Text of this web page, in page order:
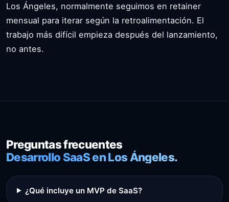
Los Ángeles, normalmente seguimos en retainer
mensual para iterar según la retroalimentación. El
trabajo más difícil empieza después del lanzamiento,
no antes.
Preguntas frecuentes
Desarrollo SaaS en Los Ángeles.
¿Qué incluye un MVP de SaaS?